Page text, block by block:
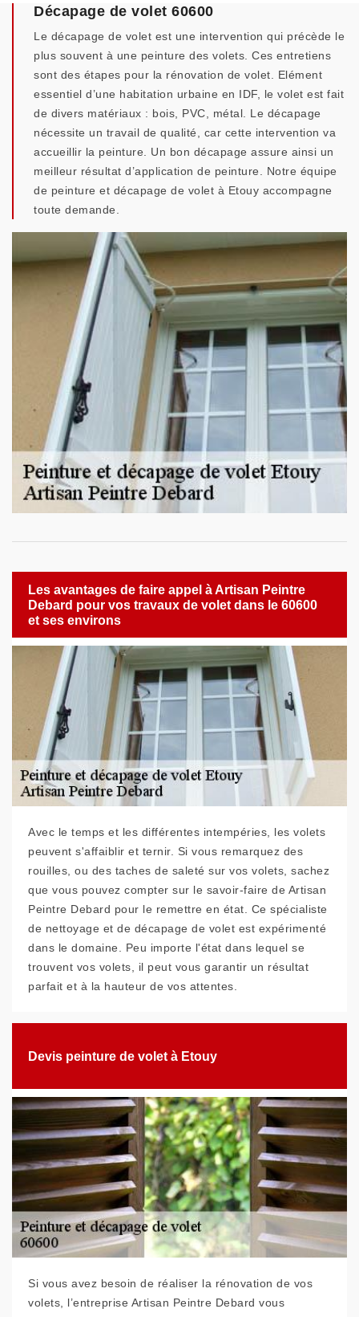
Décapage de volet 60600
Le décapage de volet est une intervention qui précède le
plus souvent à une peinture des volets. Ces entretiens
sont des étapes pour la rénovation de volet. Elément
essentiel d’une habitation urbaine en IDF, le volet est fait
de divers matériaux : bois, PVC, métal. Le décapage
nécessite un travail de qualité, car cette intervention va
accueillir la peinture. Un bon décapage assure ainsi un
meilleur résultat d’application de peinture. Notre équipe
de peinture et décapage de volet à Etouy accompagne
toute demande.
Les avantages de faire appel à Artisan Peintre
Debard pour vos travaux de volet dans le 60600
et ses environs
Avec le temps et les différentes intempéries, les volets
peuvent s'affaiblir et ternir. Si vous remarquez des
rouilles, ou des taches de saleté sur vos volets, sachez
que vous pouvez compter sur le savoir-faire de Artisan
Peintre Debard pour le remettre en état. Ce spécialiste
de nettoyage et de décapage de volet est expérimenté
dans le domaine. Peu importe l'état dans lequel se
trouvent vos volets, il peut vous garantir un résultat
parfait et à la hauteur de vos attentes.
Devis peinture de volet à Etouy
Si vous avez besoin de réaliser la rénovation de vos
volets, l’entreprise Artisan Peintre Debard vous